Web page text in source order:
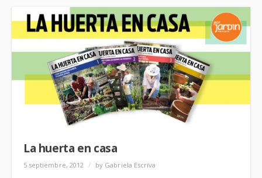
La huerta en casa
5 septiembre, 2012 / by Gabriela Escriva